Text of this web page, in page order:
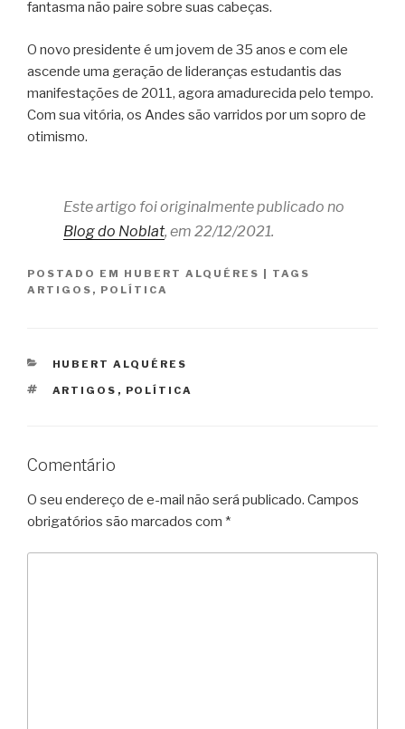
fantasma não paire sobre suas cabeças.
O novo presidente é um jovem de 35 anos e com ele
ascende uma geração de lideranças estudantis das
manifestações de 2011, agora amadurecida pelo tempo.
Com sua vitória, os Andes são varridos por um sopro de
otimismo.
Este artigo foi originalmente publicado no
Blog do Noblat, em 22/12/2021.
POSTADO EM HUBERT ALQUÉRES
TAGS
ARTIGOS , POLÍTICA
CATEGORIAS
HUBERT ALQUÉRES
TAGS
ARTIGOS , POLÍTICA
Comentário
O seu endereço de e-mail não será publicado. Campos
obrigatórios são marcados com *